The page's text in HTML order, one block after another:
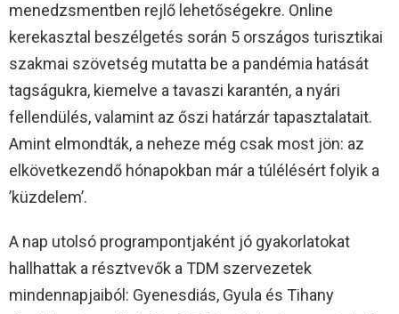
menedzsmentben rejlő lehetőségekre. Online
kerekasztal beszélgetés során 5 országos turisztikai
szakmai szövetség mutatta be a pandémia hatását
tagságukra, kiemelve a tavaszi karantén, a nyári
fellendülés, valamint az őszi határzár tapasztalatait.
Amint elmondták, a neheze még csak most jön: az
elkövetkezendő hónapokban már a túlélésért folyik a
’küzdelem’.
A nap utolsó programpontjaként jó gyakorlatokat
hallhattak a résztvevők a TDM szervezetek
mindennapjaiból: Gyenesdiás, Gyula és Tihany